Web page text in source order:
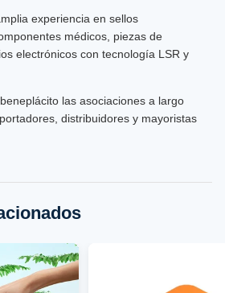
experiencia en sellos
médicos, piezas de
electrónicos con tecnología LSR y
las asociaciones a largo
distribuidores y mayoristas